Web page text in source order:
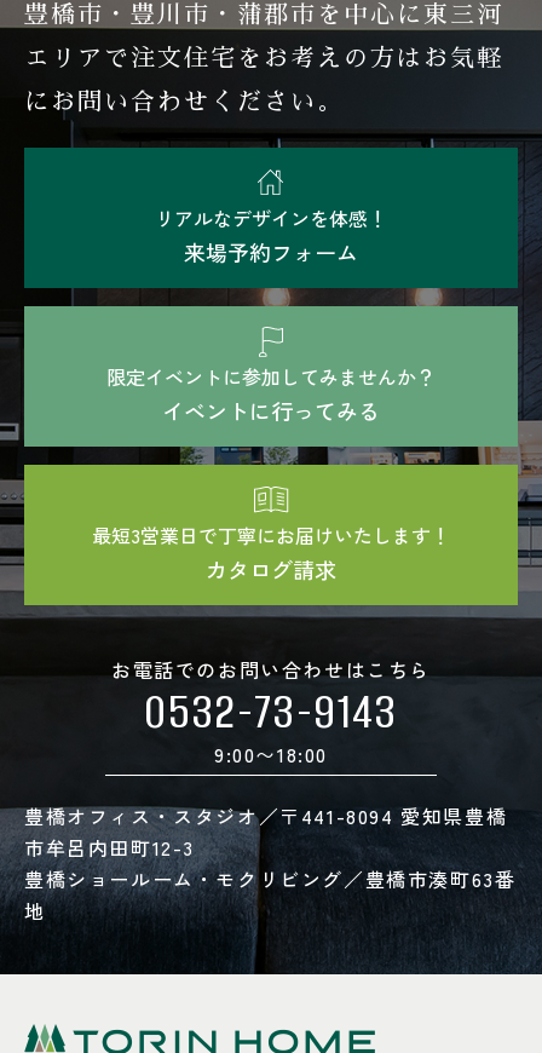
豊橋市・豊川市・蒲郡市を中心に東三河
エリアで注文住宅を お考えの方はお気軽
にお問い合わせください。
リアルなデザインを体感！
来場予約フォーム
限定イベントに参加してみませんか？
イベントに行ってみる
最短3営業日で丁寧にお届けいたします！
カタログ請求
お電話でのお問い合わせはこちら
0532-73-9143
9:00〜18:00
豊橋オフィス・スタジオ／〒441-8094 愛知県豊橋
市牟呂内田町12-3
豊橋ショールーム・モクリビング／豊橋市湊町63番
地